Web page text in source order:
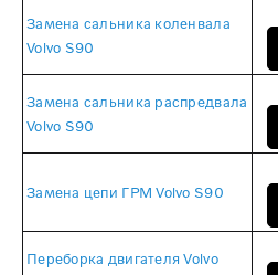
Замена сальника коленвала
Volvo S90
Замена сальника распредвала
Volvo S90
Замена цепи ГРМ Volvo S90
Переборка двигателя Volvo